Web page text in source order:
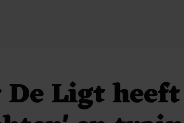
Ligt heeft